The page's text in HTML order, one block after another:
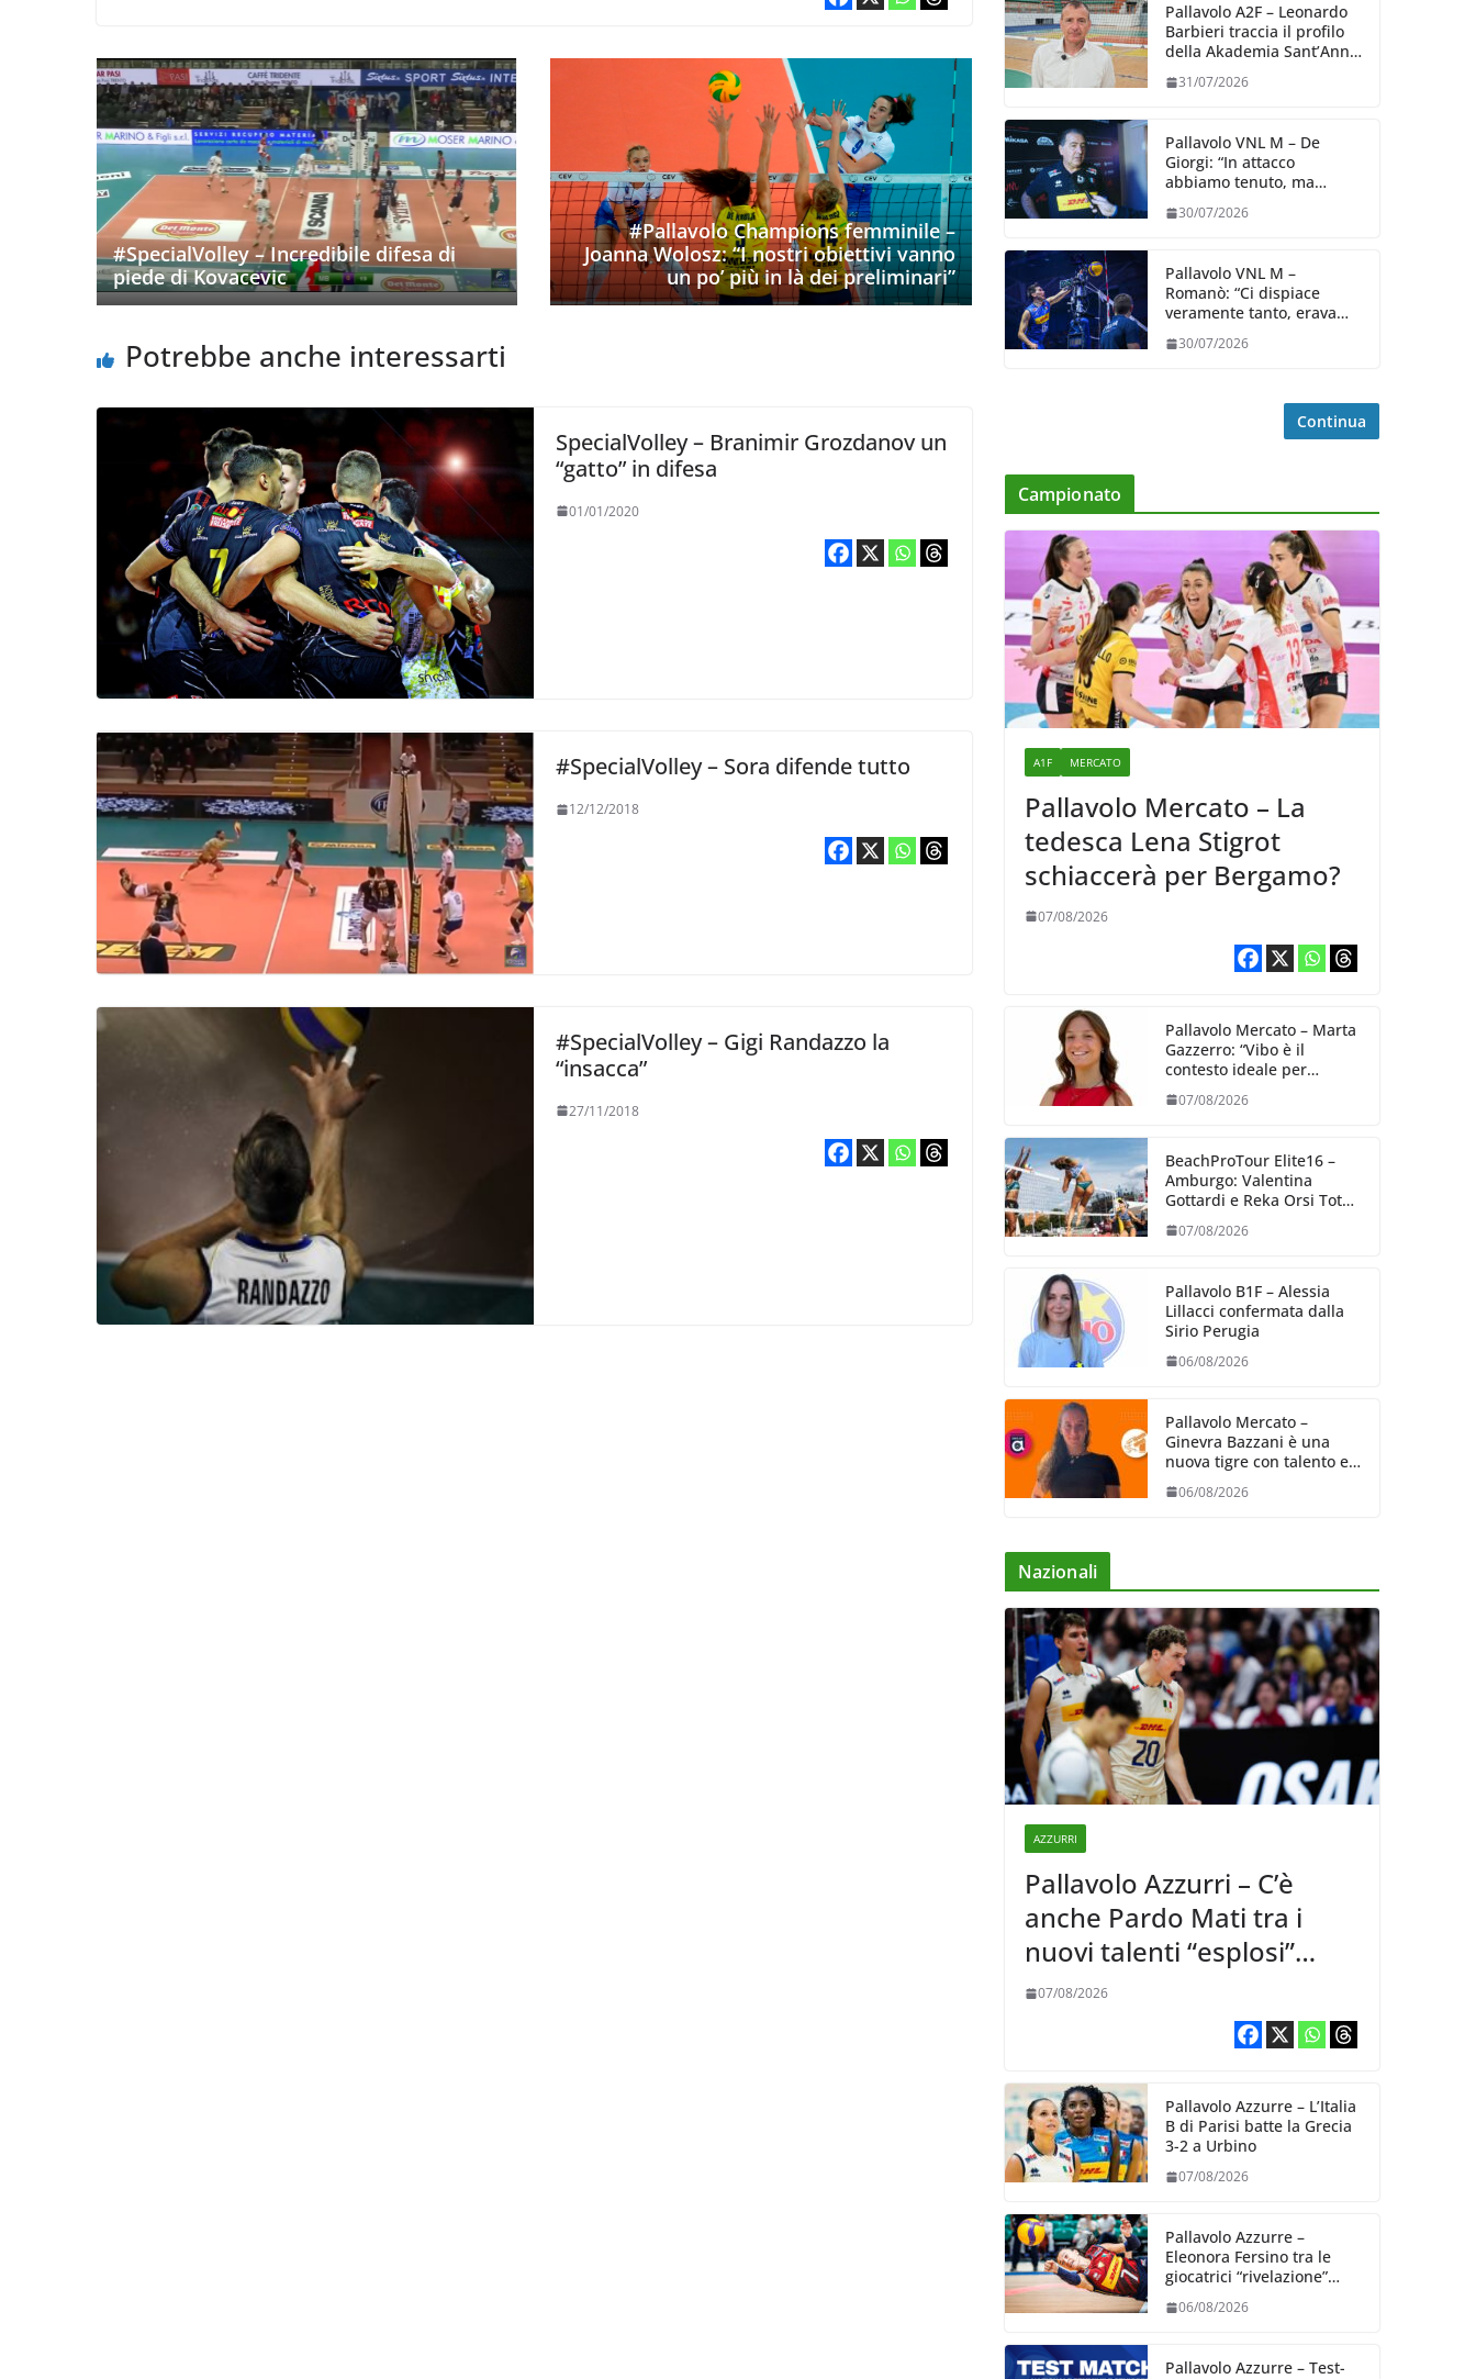
#SpecialVolley – Incredibile difesa di
piede di Kovacevic
#Pallavolo Champions femminile –
Joanna Wolosz: “I nostri obiettivi vanno
un po’ più in là dei preliminari”
Potrebbe anche interessarti
SpecialVolley – Branimir Grozdanov un
“gatto” in difesa
01/01/2020
#SpecialVolley – Sora difende tutto
12/12/2018
#SpecialVolley – Gigi Randazzo la
“insacca”
27/11/2018
Pallavolo A2F – Leonardo
Barbieri traccia il profilo
della Akademia Sant’Anna
31/07/2026
Pallavolo VNL M – De
Giorgi: “In attacco
abbiamo tenuto, ma
dalla prestazione in
30/07/2026
Pallavolo VNL M –
Romanò: “Ci dispiace
veramente tanto, eravamo
impareremo”
30/07/2026
Continua
Campionato
A1F MERCATO
Pallavolo Mercato – La
tedesca Lena Stigrot
schiaccerà per Bergamo?
07/08/2026
Pallavolo Mercato – Marta
Gazzerro: “Vibo è il
contesto ideale per
crescere e mettermi alla
prova”
07/08/2026
BeachProTour Elite16 –
Amburgo: Valentina
Gottardi e Reka Orsi Toth
partenza lanciata
07/08/2026
Pallavolo B1F – Alessia
Lillacci confermata dalla
Sirio Perugia
06/08/2026
Pallavolo Mercato –
Ginevra Bazzani è una
nuova tigre con talento ed
entusiasmo
06/08/2026
Nazionali
AZZURRI
Pallavolo Azzurri – C’è
anche Pardo Mati tra i
nuovi talenti “esplosi”
nella VNL 2026 per
07/08/2026
Pallavolo Azzurre – L’Italia
B di Parisi batte la Grecia
3-2 a Urbino
07/08/2026
Pallavolo Azzurre –
Eleonora Fersino tra le
giocatrici “rivelazione”
Volleyball World
06/08/2026
Pallavolo Azzurre – Test-